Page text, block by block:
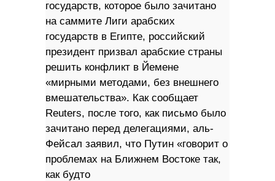
государств, которое было зачитано
на саммите Лиги арабских
государств в Египте, российский
президент призвал арабские страны
решить конфликт в Йемене
«мирными методами, без внешнего
вмешательства». Как сообщает
Reuters, после того, как письмо было
зачитано перед делегациями, аль-
Фейсал заявил, что Путин «говорит о
проблемах на Ближнем Востоке так,
как будто